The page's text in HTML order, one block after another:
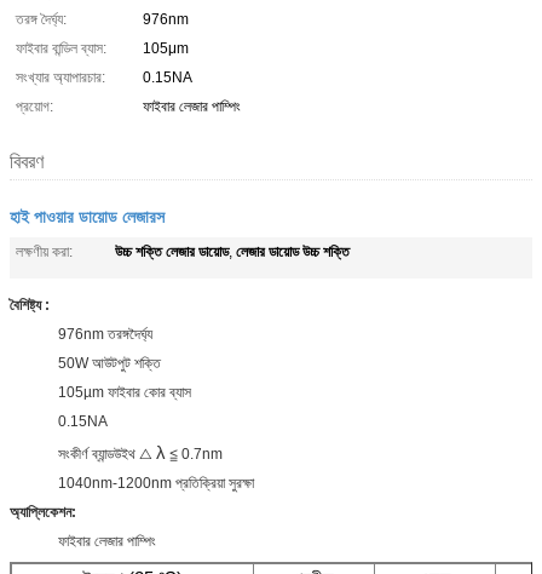
তরঙ্গ দৈর্ঘ্য:
976nm
ফাইবার বান্ডিল ব্যাস:
105μm
সংখ্যার অ্যাপারচার:
0.15NA
প্রয়োগ:
ফাইবার লেজার পাম্পিং
বিবরণ
হাই পাওয়ার ডায়োড লেজারস
লক্ষণীয় করা: উচ্চ শক্তি লেজার ডায়োড, লেজার ডায়োড উচ্চ শক্তি
বৈশিষ্ট্য :
976nm তরঙ্গদৈর্ঘ্য
50W আউটপুট শক্তি
105µm ফাইবার কোর ব্যাস
0.15NA
সংকীর্ণ ব্যান্ডউইথ △ λ ≦ 0.7nm
1040nm-1200nm প্রতিক্রিয়া সুরক্ষা
অ্যাপ্লিকেশন:
ফাইবার লেজার পাম্পিং